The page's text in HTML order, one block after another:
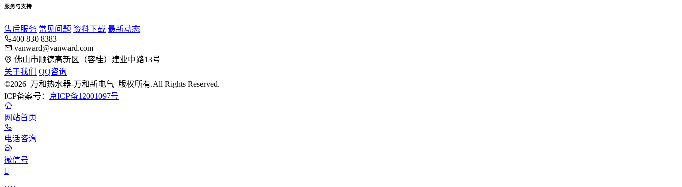
服务与支持
售后服务 常见问题 资料下载 最新动态
400 830 8383
vanward@vanward.com
佛山市顺德高新区（容桂）建业中路13号
关于我们
QQ咨询
©2026 万和热水器-万和新电气 版权所有.All Rights Reserved.
ICP备案号： 京ICP备12001097号
网站首页
电话咨询
微信号
